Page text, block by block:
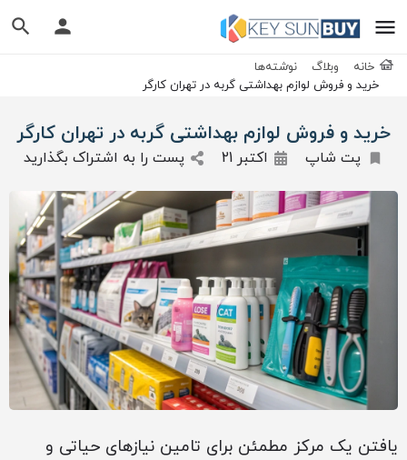
خانه وبلاگ
نوشته‌ها
خرید و فروش لوازم بهداشتی گربه‌ در تهران کارگر
خرید و فروش لوازم بهداشتی گربه‌ در تهران کارگر
پت شاپ اکتبر 21 پست را به اشتراک بگذارید
یافتن یک مرکز مطمئن برای تامین نیازهای حیاتی و